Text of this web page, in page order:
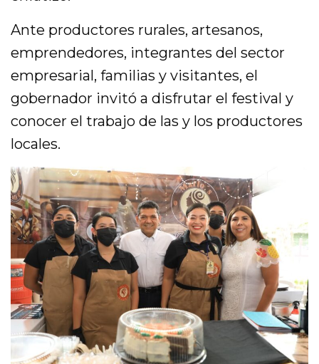
Ante productores rurales, artesanos,
emprendedores, integrantes del sector
empresarial, familias y visitantes, el
gobernador invitó a disfrutar el festival y
conocer el trabajo de las y los productores
locales.